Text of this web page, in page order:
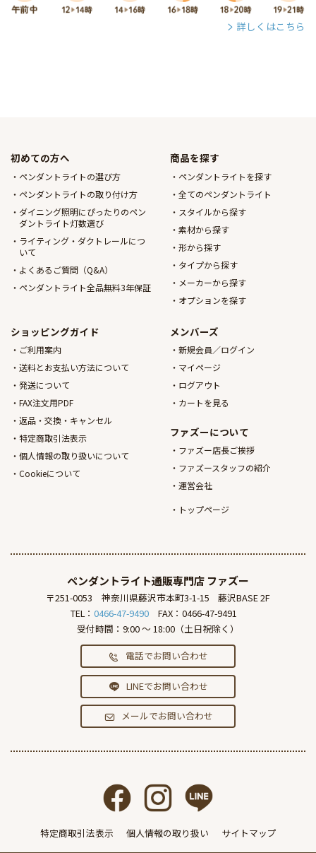
詳しくはこちら
初めての方へ
ペンダントライトの選び方
ペンダントライトの取り付け方
ダイニング照明にぴったりのペン
ダントライト灯数選び
ライティング・ダクトレールにつ
いて
よくあるご質問（Q&A）
ペンダントライト全品無料3年保証
商品を探す
ペンダントライトを探す
全てのペンダントライト
スタイルから探す
素材から探す
形から探す
タイプから探す
メーカーから探す
オプションを探す
ショッピングガイド
ご利用案内
送料とお支払い方法について
発送について
FAX注文用PDF
返品・交換・キャンセル
特定商取引法表示
個人情報の取り扱いについて
Cookieについて
メンバーズ
新規会員／ログイン
マイページ
ログアウト
カートを見る
ファズーについて
ファズー店長ご挨拶
ファズースタッフの紹介
運営会社
トップページ
ペンダントライト通販専門店 ファズー
〒251-0053 神奈川県藤沢市本町3-1-15
藤沢BASE 2F
TEL： 0466-47-9490
FAX：0466-47-9491
受付時間：9:00 ～ 18:00（土日祝除く）
電話でお問い合わせ
LINEでお問い合わせ
メールでお問い合わせ
特定商取引法表示 個人情報の取り扱い サイトマップ